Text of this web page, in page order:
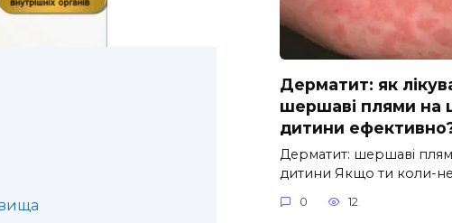
Дерматит: як
шершаві плями на
дитини
Дерматит: шершаві
дитини Якщо ти коли-
0 12